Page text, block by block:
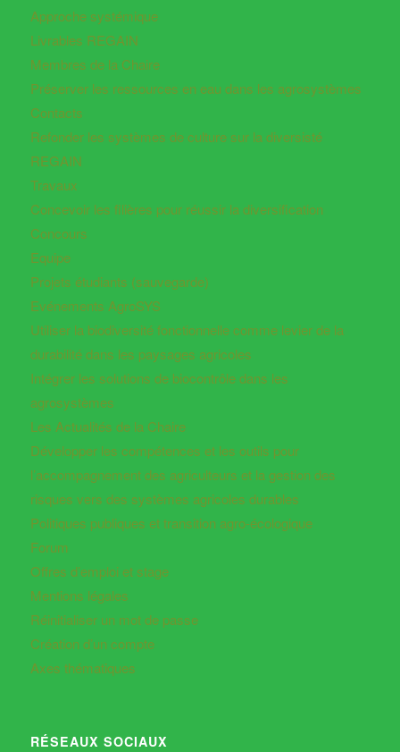
Approche systémique
Livrables REGAIN
Membres de la Chaire
Préserver les ressources en eau dans les agrosystèmes
Contacts
Refonder les systèmes de culture sur la diversisté
REGAIN
Travaux
Concevoir les filières pour réussir la diversification
Concours
Equipe
Projets étudiants (sauvegarde)
Evénements AgroSYS
Utiliser la biodiversité fonctionnelle comme levier de la
durabilité dans les paysages agricoles
Intégrer les solutions de biocontrôle dans les
agrosystèmes
Les Actualités de la Chaire
Développer les compétences et les outils pour
l’accompagnement des agriculteurs et la gestion des
risques vers des systèmes agricoles durables
Politiques publiques et transition agro-écologique
Forum
Offres d’emploi et stage
Mentions légales
Réinitialiser un mot de passe
Création d’un compte
Axes thématiques
RÉSEAUX SOCIAUX